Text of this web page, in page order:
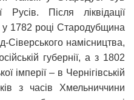
Русів. Після ліквідації
у 1782 році Стародубщина
Сіверського намісництва,
губернії, а з 1802
імперії – в Чернігівській
з часів Хмельниччини